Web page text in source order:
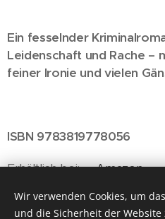
Ein fesselnder
Leidenschaft und Rache
feiner Ironie und vielen
ISBN 9783819778056
Erhältlich bei:Amazon
Wir verwenden Cookies, um
und die Sicherheit der